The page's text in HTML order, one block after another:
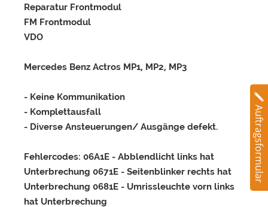
Reparatur Frontmodul
FM Frontmodul
VDO
Mercedes Benz Actros MP1, MP2, MP3
- Keine Kommunikation
- Komplettausfall
- Diverse Ansteuerungen/ Ausgänge defekt.
Fehlercodes: 06A1E - Abblendlicht links hat
Unterbrechung 0671E - Seitenblinker rechts hat
Unterbrechung 0681E - Umrissleuchte vorn links
hat Unterbrechung
Auftragsformular